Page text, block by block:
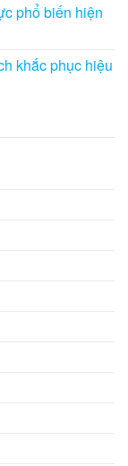
phổ biến hiện
khắc phục hiệu